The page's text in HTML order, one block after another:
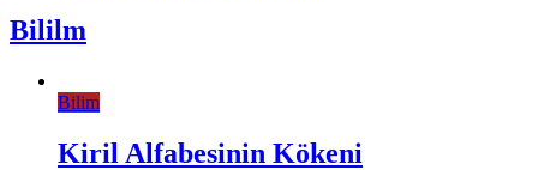
Bililm
Bilim
Kiril Alfabesinin Kökeni